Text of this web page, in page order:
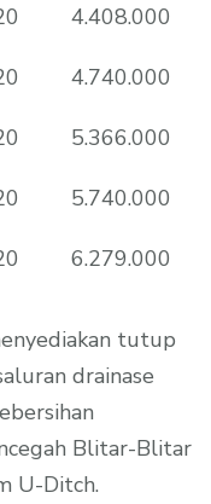
4.408.000
4.740.000
5.366.000
5.740.000
6.279.000
tutup
drainase
Blitar-Blitar
U-Ditch.